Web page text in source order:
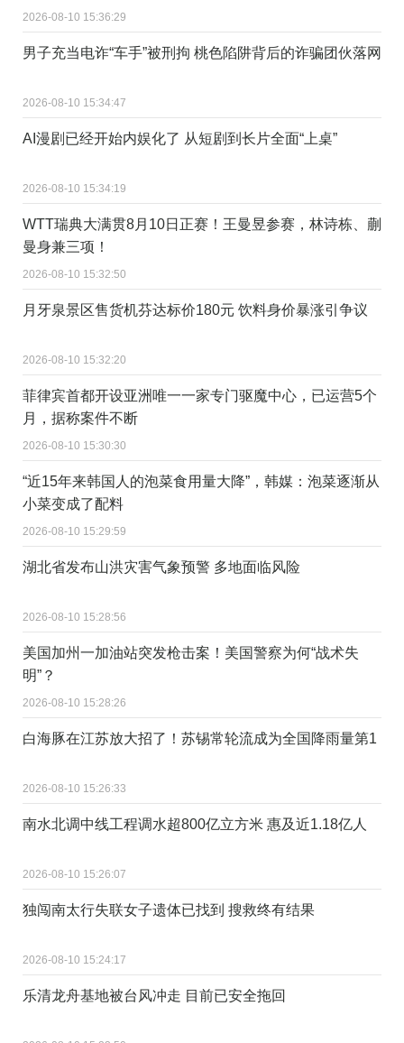
2026-08-10 15:36:29
男子充当电诈“车手”被刑拘 桃色陷阱背后的诈骗团伙落网
2026-08-10 15:34:47
AI漫剧已经开始内娱化了 从短剧到长片全面“上桌”
2026-08-10 15:34:19
WTT瑞典大满贯8月10日正赛！王曼昱参赛，林诗栋、蒯
曼身兼三项！
2026-08-10 15:32:50
月牙泉景区售货机芬达标价180元 饮料身价暴涨引争议
2026-08-10 15:32:20
菲律宾首都开设亚洲唯一一家专门驱魔中心，已运营5个
月，据称案件不断
2026-08-10 15:30:30
“近15年来韩国人的泡菜食用量大降”，韩媒：泡菜逐渐从
小菜变成了配料
2026-08-10 15:29:59
湖北省发布山洪灾害气象预警 多地面临风险
2026-08-10 15:28:56
美国加州一加油站突发枪击案！美国警察为何“战术失
明”？
2026-08-10 15:28:26
白海豚在江苏放大招了！苏锡常轮流成为全国降雨量第1
2026-08-10 15:26:33
南水北调中线工程调水超800亿立方米 惠及近1.18亿人
2026-08-10 15:26:07
独闯南太行失联女子遗体已找到 搜救终有结果
2026-08-10 15:24:17
乐清龙舟基地被台风冲走 目前已安全拖回